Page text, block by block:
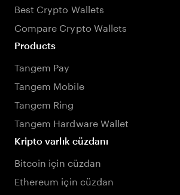
Best Crypto Wallets
Compare Crypto Wallets
Products
Tangem Pay
Tangem Mobile
Tangem Ring
Tangem Hardware Wallet
Kripto varlık cüzdanı
Bitcoin için cüzdan
Ethereum için cüzdan